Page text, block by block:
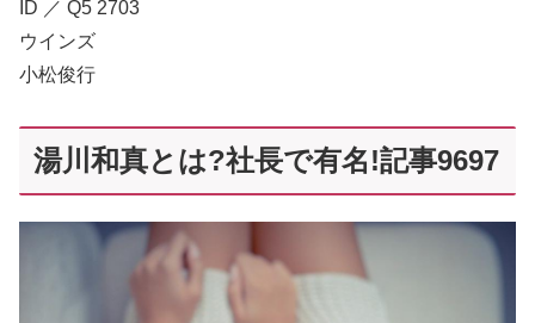
ID ／ Q5 2703
ウインズ
小松俊行
湯川和真とは?社長で有名!記事9697